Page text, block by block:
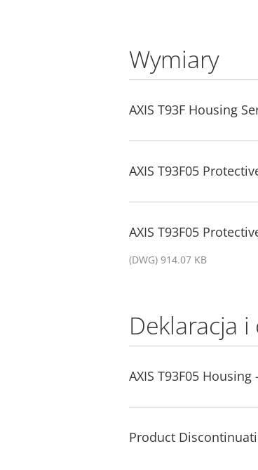
Wymiary
AXIS T93F Housing
AXIS T93F05
AXIS T93F05
(DWG) 914.07 KB
Deklaracja
AXIS T93F05
Product